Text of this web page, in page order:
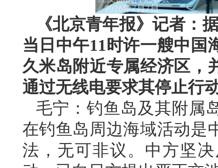
《北京青年报》记者：
当日中午11时许一艘中国
久米岛附近专属经济区，
通过无线电要求其停止行
毛宁：钓鱼岛及其附属
在钓鱼岛周边海域活动是
法，无可非议。中方坚